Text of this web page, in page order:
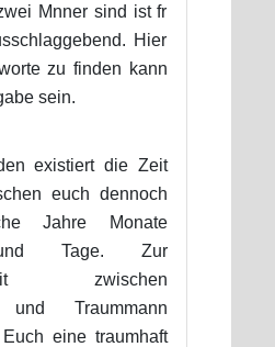
Mnner sind ist fr
Hier
zu finden kann
sein.
existiert die Zeit
euch dennoch
Jahre Monate
Tage. Zur
zwischen
und Traummann
eine traumhaft